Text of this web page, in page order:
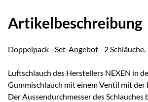
Artikelbeschreibung
Doppelpack - Set-Angebot - 2 Schläuche.
Luftschlauch des Herstellers NEXEN in
Gummischlauch mit einem Ventil mit der
Der Aussendurchmesser des